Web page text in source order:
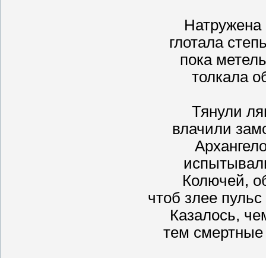
глотала
пока
толкала
Тянули
влачили
Колючей,
чтоб злее
Казалось,
тем